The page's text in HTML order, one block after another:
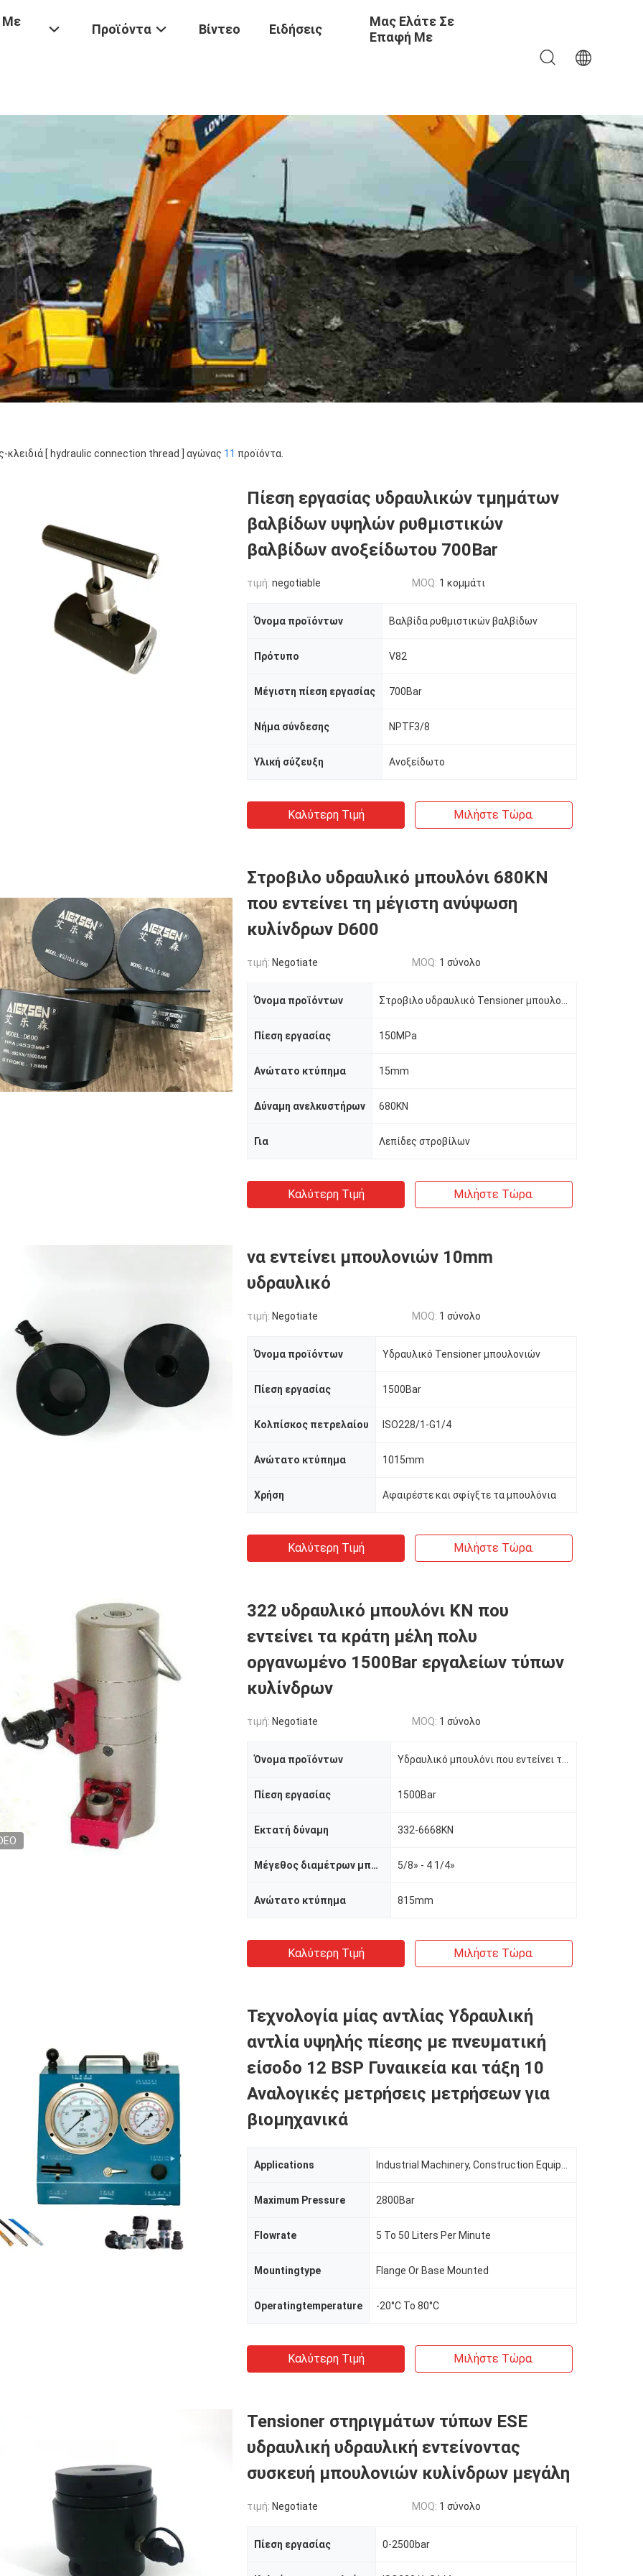
Με
Προϊόντα Βίντεο Ειδήσεις
Μας Ελάτε Σε
Επαφή Με
κλειδιά [ hydraulic connection thread ] αγώνας 11 προϊόντα.
Πίεση εργασίας υδραυλικών τμημάτων
βαλβίδων υψηλών ρυθμιστικών
βαλβίδων ανοξείδωτου 700Bar
τιμή: negotiable MOQ: 1 κομμάτι
Όνομα προϊόντων Βαλβίδα ρυθμιστικών βαλβίδων
Πρότυπο V82
Μέγιστη πίεση εργασίας 700Bar
Νήμα σύνδεσης NPTF3/8
Υλική σύζευξη Ανοξείδωτο
Καλύτερη Τιμή Μιλήστε Τώρα.
Στροβιλο υδραυλικό μπουλόνι 680KN
που εντείνει τη μέγιστη ανύψωση
κυλίνδρων D600
τιμή: Negotiate MOQ: 1 σύνολο
Όνομα προϊόντων
Πίεση εργασίας 150MPa
Ανώτατο κτύπημα 15mm
Δύναμη ανελκυστήρων 680KN
Για Λεπίδες στροβίλων
Καλύτερη Τιμή Μιλήστε Τώρα.
να εντείνει μπουλονιών 10mm
υδραυλικό
τιμή: Negotiate MOQ: 1 σύνολο
Όνομα προϊόντων Υδραυλικό Tensioner μπουλονιών
Πίεση εργασίας 1500Bar
Κολπίσκος πετρελαίου ISO228/1-G1/4
Ανώτατο κτύπημα 1015mm
Χρήση Αφαιρέστε και σφίγξτε τα μπουλόνια
Καλύτερη Τιμή Μιλήστε Τώρα.
322 υδραυλικό μπουλόνι KN που
εντείνει τα κράτη μέλη πολυ
οργανωμένο 1500Bar εργαλείων τύπων
κυλίνδρων
τιμή: Negotiate MOQ: 1 σύνολο
Όνομα προϊόντων
Πίεση εργασίας 1500Bar
Εκτατή δύναμη 332-6668KN
Μέγεθος διαμέτρων μπουλονιών 5/8» - 4 1/4»
Ανώτατο κτύπημα 815mm
Καλύτερη Τιμή Μιλήστε Τώρα.
Τεχνολογία μίας αντλίας Υδραυλική
αντλία υψηλής πίεσης με πνευματική
είσοδο 12 BSP Γυναικεία και τάξη 10
Αναλογικές μετρήσεις μετρήσεων για
βιομηχανικά
Applications
Maximum Pressure 2800Bar
Flowrate 5 To 50 Liters Per Minute
Mountingtype Flange Or Base Mounted
Operatingtemperature -20°C To 80°C
Καλύτερη Τιμή Μιλήστε Τώρα.
Tensioner στηριγμάτων τύπων ESE
υδραυλική υδραυλική εντείνοντας
συσκευή μπουλονιών κυλίνδρων μεγάλη
τιμή: Negotiate MOQ: 1 σύνολο
Πίεση εργασίας 0-2500bar